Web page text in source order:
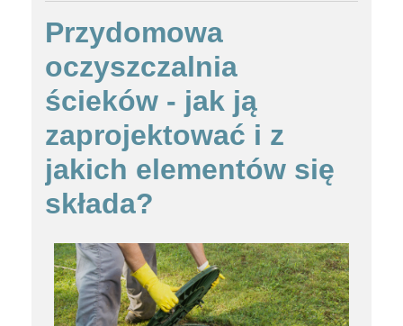
Przydomowa
oczyszczalnia
ścieków - jak ją
zaprojektować i z
jakich elementów się
składa?